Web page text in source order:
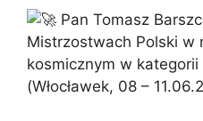
Pan Tomasz
Mistrzostwach Polski w
kosmicznym w
(Włocławek, 08 –